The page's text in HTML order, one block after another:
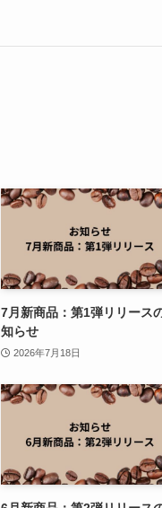
7月新商品：第1弾リリース
知らせ
2026年7月18日